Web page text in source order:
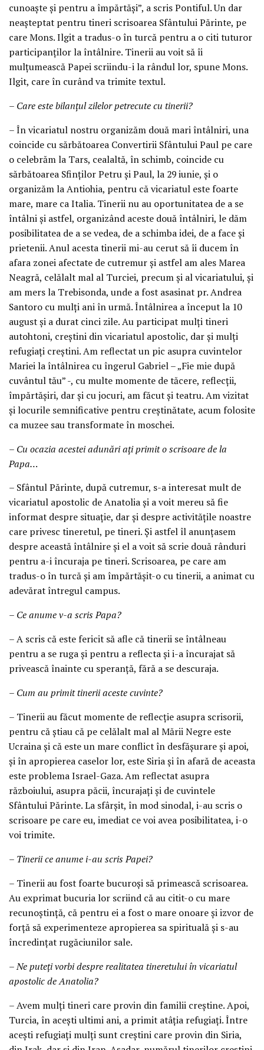
cunoaște și pentru a împărtăși”, a scris Pontiful. Un dar
neașteptat pentru tineri scrisoarea Sfântului Părinte, pe
care Mons. Ilgit a tradus-o în turcă pentru a o citi tuturor
participanților la întâlnire. Tinerii au voit să îi
mulțumească Papei scriindu-i la rândul lor, spune Mons.
Ilgit, care în curând va trimite textul.
– Care este bilanțul zilelor petrecute cu tinerii?
– În vicariatul nostru organizăm două mari întâlniri, una
coincide cu sărbătoarea Convertirii Sfântului Paul pe care
o celebrăm la Tars, cealaltă, în schimb, coincide cu
sărbătoarea Sfinților Petru și Paul, la 29 iunie, și o
organizăm la Antiohia, pentru că vicariatul este foarte
mare, mare ca Italia. Tinerii nu au oportunitatea de a se
întâlni și astfel, organizând aceste două întâlniri, le dăm
posibilitatea de a se vedea, de a schimba idei, de a face și
prietenii. Anul acesta tinerii mi-au cerut să îi ducem în
afara zonei afectate de cutremur și astfel am ales Marea
Neagră, celălalt mal al Turciei, precum și al vicariatului, și
am mers la Trebisonda, unde a fost asasinat pr. Andrea
Santoro cu mulți ani în urmă. Întâlnirea a început la 10
august și a durat cinci zile. Au participat mulți tineri
autohtoni, creștini din vicariatul apostolic, dar și mulți
refugiați creștini. Am reflectat un pic asupra cuvintelor
Mariei la întâlnirea cu îngerul Gabriel – „Fie mie după
cuvântul tău” -, cu multe momente de tăcere, reflecții,
împărtășiri, dar și cu jocuri, am făcut și teatru. Am vizitat
și locurile semnificative pentru creștinătate, acum folosite
ca muzee sau transformate în moschei.
– Cu ocazia acestei adunări ați primit o scrisoare de la
Papa…
– Sfântul Părinte, după cutremur, s-a interesat mult de
vicariatul apostolic de Anatolia și a voit mereu să fie
informat despre situație, dar și despre activitățile noastre
care privesc tineretul, pe tineri. Și astfel îl anunțasem
despre această întâlnire și el a voit să scrie două rânduri
pentru a-i încuraja pe tineri. Scrisoarea, pe care am
tradus-o în turcă și am împărtășit-o cu tinerii, a animat cu
adevărat întregul campus.
– Ce anume v-a scris Papa?
– A scris că este fericit să afle că tinerii se întâlneau
pentru a se ruga și pentru a reflecta și i-a încurajat să
privească înainte cu speranță, fără a se descuraja.
– Cum au primit tinerii aceste cuvinte?
– Tinerii au făcut momente de reflecție asupra scrisorii,
pentru că știau că pe celălalt mal al Mării Negre este
Ucraina și că este un mare conflict în desfășurare și apoi,
și în apropierea caselor lor, este Siria și în afară de aceasta
este problema Israel-Gaza. Am reflectat asupra
războiului, asupra păcii, încurajați și de cuvintele
Sfântului Părinte. La sfârșit, în mod sinodal, i-au scris o
scrisoare pe care eu, imediat ce voi avea posibilitatea, i-o
voi trimite.
– Tinerii ce anume i-au scris Papei?
– Tinerii au fost foarte bucuroși să primească scrisoarea.
Au exprimat bucuria lor scriind că au citit-o cu mare
recunoștință, că pentru ei a fost o mare onoare și izvor de
forță să experimenteze apropierea sa spirituală și s-au
încredințat rugăciunilor sale.
– Ne puteți vorbi despre realitatea tineretului în vicariatul
apostolic de Anatolia?
– Avem mulți tineri care provin din familii creștine. Apoi,
Turcia, în acești ultimi ani, a primit atâția refugiați. Între
acești refugiați mulți sunt creștini care provin din Siria,